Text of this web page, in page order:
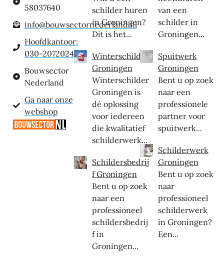
58037640
info@bouwsectornederland.nl
Hoofdkantoor:
030-2072024
Bouwsector
Nederland
Ga naar onze
webshop
schilder huren
in Groningen?
Dit is het...
Winterschilder
Groningen
Winterschilder
Groningen is
dé oplossing
voor iedereen
die kwalitatief
schilderwerk...
Schildersbedrij
f Groningen
Bent u op zoek
naar een
professioneel
schildersbedrij
f in
Groningen...
van een
schilder in
Groningen...
Spuitwerk
Groningen
Bent u op zoek
naar een
professionele
partner voor
spuitwerk...
Schilderwerk
Groningen
Bent u op zoek
naar
professioneel
schilderwerk
in Groningen?
Een...